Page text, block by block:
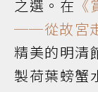
之選。在
──從故宮
精美的明清
製荷葉螃蟹